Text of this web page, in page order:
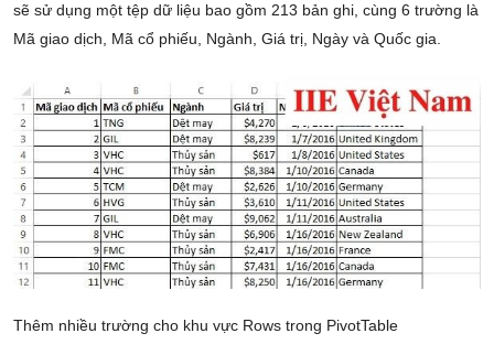
sẽ sử dụng một tệp dữ liệu bao gồm 213 bản ghi, cùng 6 trường là
Mã giao dịch, Mã cổ phiếu, Ngành, Giá trị, Ngày và Quốc gia.
Thêm nhiều trường cho khu vực Rows trong PivotTable